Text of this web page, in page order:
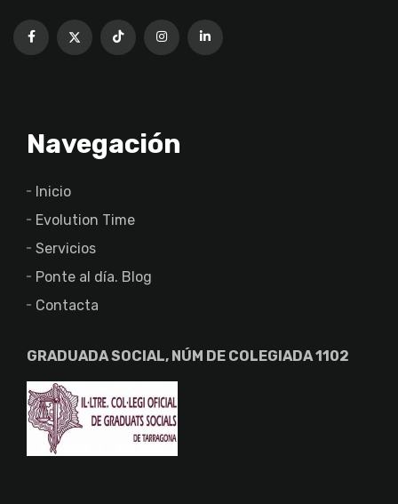
Navegación
Inicio
Evolution Time
Servicios
Ponte al día. Blog
Contacta
GRADUADA SOCIAL, NÚM DE COLEGIADA 1102